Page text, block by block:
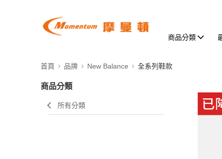
商品分類
首頁 品牌 New Balance 全系列鞋款
商品分類
所有分類